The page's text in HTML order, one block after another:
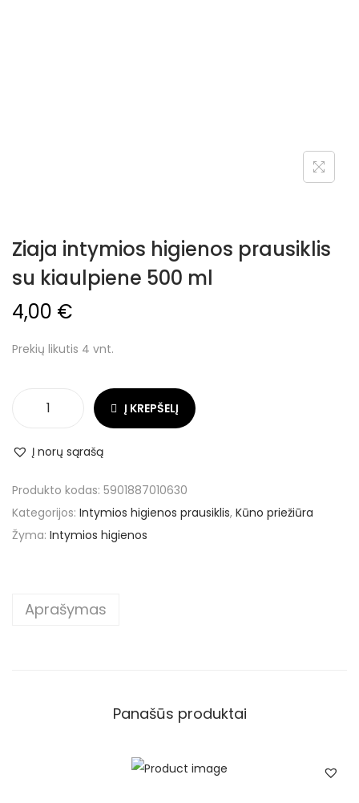
Ziaja intymios higienos prausiklis
su kiaulpiene 500 ml
4,00 €
Prekių likutis 4 vnt.
Į KREPŠELĮ
Į norų sąrašą
Produkto kodas: 5901887010630
Kategorijos: Intymios higienos prausiklis, Kūno priežiūra
Žyma: Intymios higienos
Aprašymas
Panašūs produktai